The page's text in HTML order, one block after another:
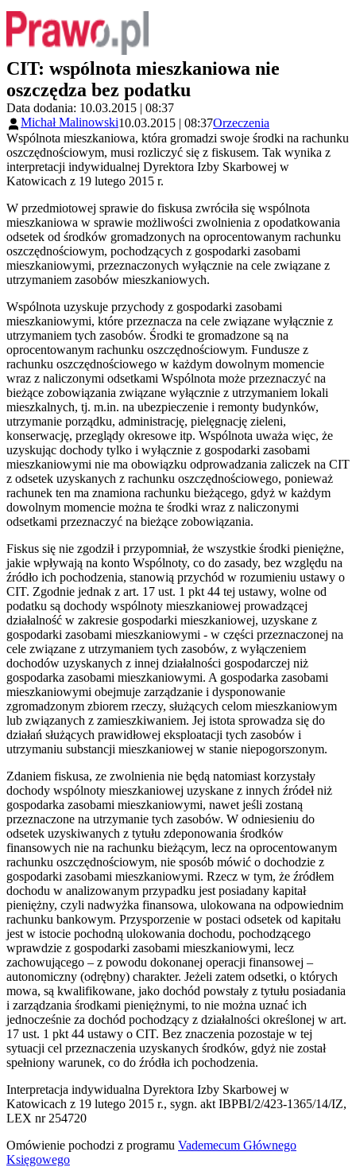
CIT: wspólnota mieszkaniowa nie
oszczędza bez podatku
Data dodania: 10.03.2015 | 08:37
Michał Malinowski10.03.2015 | 08:37Orzeczenia
Wspólnota mieszkaniowa, która gromadzi swoje środki na rachunku
oszczędnościowym, musi rozliczyć się z fiskusem. Tak wynika z
interpretacji indywidualnej Dyrektora Izby Skarbowej w
Katowicach z 19 lutego 2015 r.
W przedmiotowej sprawie do fiskusa zwróciła się wspólnota
mieszkaniowa w sprawie możliwości zwolnienia z opodatkowania
odsetek od środków gromadzonych na oprocentowanym rachunku
oszczędnościowym, pochodzących z gospodarki zasobami
mieszkaniowymi, przeznaczonych wyłącznie na cele związane z
utrzymaniem zasobów mieszkaniowych.
Wspólnota uzyskuje przychody z gospodarki zasobami
mieszkaniowymi, które przeznacza na cele związane wyłącznie z
utrzymaniem tych zasobów. Środki te gromadzone są na
oprocentowanym rachunku oszczędnościowym. Fundusze z
rachunku oszczędnościowego w każdym dowolnym momencie
wraz z naliczonymi odsetkami Wspólnota może przeznaczyć na
bieżące zobowiązania związane wyłącznie z utrzymaniem lokali
mieszkalnych, tj. m.in. na ubezpieczenie i remonty budynków,
utrzymanie porządku, administrację, pielęgnację zieleni,
konserwację, przeglądy okresowe itp. Wspólnota uważa więc, że
uzyskując dochody tylko i wyłącznie z gospodarki zasobami
mieszkaniowymi nie ma obowiązku odprowadzania zaliczek na CIT
z odsetek uzyskanych z rachunku oszczędnościowego, ponieważ
rachunek ten ma znamiona rachunku bieżącego, gdyż w każdym
dowolnym momencie można te środki wraz z naliczonymi
odsetkami przeznaczyć na bieżące zobowiązania.
Fiskus się nie zgodził i przypomniał, że wszystkie środki pieniężne,
jakie wpływają na konto Wspólnoty, co do zasady, bez względu na
źródło ich pochodzenia, stanowią przychód w rozumieniu ustawy o
CIT. Zgodnie jednak z art. 17 ust. 1 pkt 44 tej ustawy, wolne od
podatku są dochody wspólnoty mieszkaniowej prowadzącej
działalność w zakresie gospodarki mieszkaniowej, uzyskane z
gospodarki zasobami mieszkaniowymi - w części przeznaczonej na
cele związane z utrzymaniem tych zasobów, z wyłączeniem
dochodów uzyskanych z innej działalności gospodarczej niż
gospodarka zasobami mieszkaniowymi. A gospodarka zasobami
mieszkaniowymi obejmuje zarządzanie i dysponowanie
zgromadzonym zbiorem rzeczy, służących celom mieszkaniowym
lub związanych z zamieszkiwaniem. Jej istota sprowadza się do
działań służących prawidłowej eksploatacji tych zasobów i
utrzymaniu substancji mieszkaniowej w stanie niepogorszonym.
Zdaniem fiskusa, ze zwolnienia nie będą natomiast korzystały
dochody wspólnoty mieszkaniowej uzyskane z innych źródeł niż
gospodarka zasobami mieszkaniowymi, nawet jeśli zostaną
przeznaczone na utrzymanie tych zasobów. W odniesieniu do
odsetek uzyskiwanych z tytułu zdeponowania środków
finansowych nie na rachunku bieżącym, lecz na oprocentowanym
rachunku oszczędnościowym, nie sposób mówić o dochodzie z
gospodarki zasobami mieszkaniowymi. Rzecz w tym, że źródłem
dochodu w analizowanym przypadku jest posiadany kapitał
pieniężny, czyli nadwyżka finansowa, ulokowana na odpowiednim
rachunku bankowym. Przysporzenie w postaci odsetek od kapitału
jest w istocie pochodną ulokowania dochodu, pochodzącego
wprawdzie z gospodarki zasobami mieszkaniowymi, lecz
zachowującego – z powodu dokonanej operacji finansowej –
autonomiczny (odrębny) charakter. Jeżeli zatem odsetki, o których
mowa, są kwalifikowane, jako dochód powstały z tytułu posiadania
i zarządzania środkami pieniężnymi, to nie można uznać ich
jednocześnie za dochód pochodzący z działalności określonej w art.
17 ust. 1 pkt 44 ustawy o CIT. Bez znaczenia pozostaje w tej
sytuacji cel przeznaczenia uzyskanych środków, gdyż nie został
spełniony warunek, co do źródła ich pochodzenia.
Interpretacja indywidualna Dyrektora Izby Skarbowej w
Katowicach z 19 lutego 2015 r., sygn. akt IBPBI/2/423-1365/14/IZ,
LEX nr 254720
Omówienie pochodzi z programu Vademecum Głównego
Księgowego